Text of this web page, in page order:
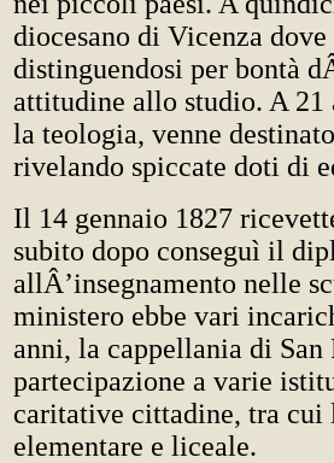
diocesano di Vicenza
distinguendosi per bontà
attitudine allo studio. A 21
la teologia, venne
rivelando spiccate doti di
Il 14 gennaio 1827
subito dopo conseguì il
allÂ’insegnamento nelle
ministero ebbe vari
anni, la cappellania di
partecipazione a varie
caritative cittadine, tra cui
elementare e liceale.